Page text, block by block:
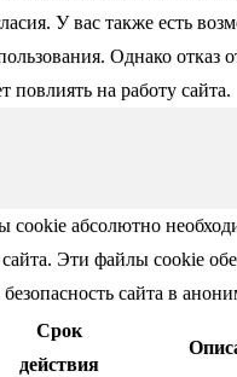
У вас также есть
Однако отказ
повлиять на работу сайта.
cookie абсолютно
Эти файлы cookie
сайта в
Срок
действия